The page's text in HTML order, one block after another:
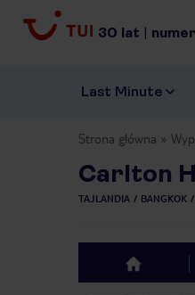
30 lat | numer
Last Minute
Strona główna
Carlton
TAJLANDIA BANGKOK
top